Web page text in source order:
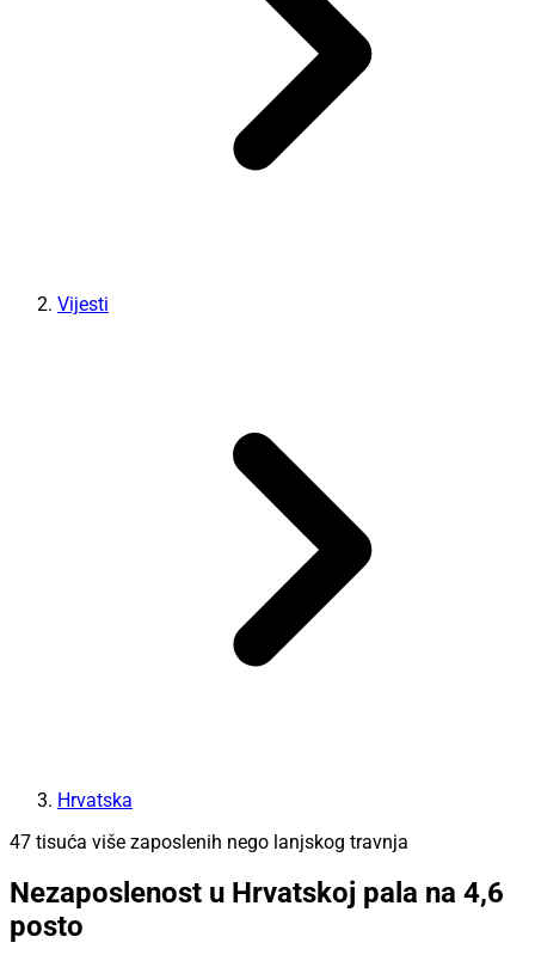
Vijesti
Hrvatska
47 tisuća više zaposlenih nego lanjskog travnja
Nezaposlenost u Hrvatskoj pala na 4,6
posto